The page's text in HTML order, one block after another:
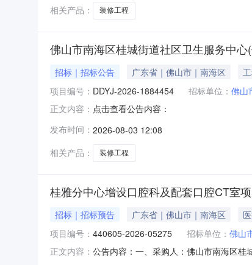
相关产品：
装修工程
佛山市南海区桂城街道社区卫生服务中
招标｜招标公告 广东省｜佛山市｜南海区
项目编号： DDYJ-2026-1884454 招标单位： 佛山
正文内容： 点击查看公告内容：
发布时间： 2026-08-03 12:08
相关产品：
装修工程
桂雅分中心增设口腔科及配套口腔CT室
招标｜招标预告 广东省｜佛山市｜南海区
项目编号： 440605-2026-05275 招标单位： 佛山
正文内容： 公告内容：一、采购人：佛山市南海区